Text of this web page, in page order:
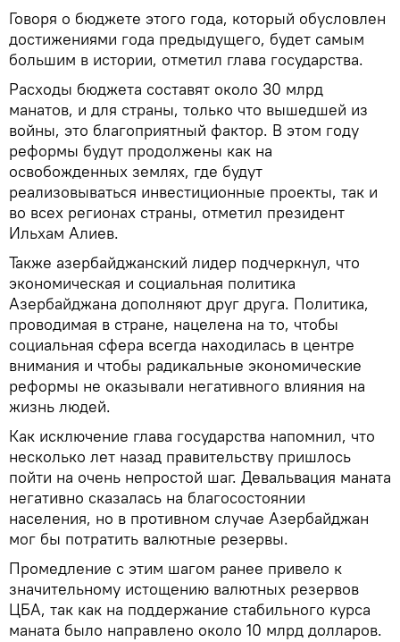
Говоря о бюджете этого года, который обусловлен
достижениями года предыдущего, будет самым
большим в истории, отметил глава государства.
Расходы бюджета составят около 30 млрд
манатов, и для страны, только что вышедшей из
войны, это благоприятный фактор. В этом году
реформы будут продолжены как на
освобожденных землях, где будут
реализовываться инвестиционные проекты, так и
во всех регионах страны, отметил президент
Ильхам Алиев.
Также азербайджанский лидер подчеркнул, что
экономическая и социальная политика
Азербайджана дополняют друг друга. Политика,
проводимая в стране, нацелена на то, чтобы
социальная сфера всегда находилась в центре
внимания и чтобы радикальные экономические
реформы не оказывали негативного влияния на
жизнь людей.
Как исключение глава государства напомнил, что
несколько лет назад правительству пришлось
пойти на очень непростой шаг. Девальвация маната
негативно сказалась на благосостоянии
населения, но в противном случае Азербайджан
мог бы потратить валютные резервы.
Промедление с этим шагом ранее привело к
значительному истощению валютных резервов
ЦБА, так как на поддержание стабильного курса
маната было направлено около 10 млрд долларов.